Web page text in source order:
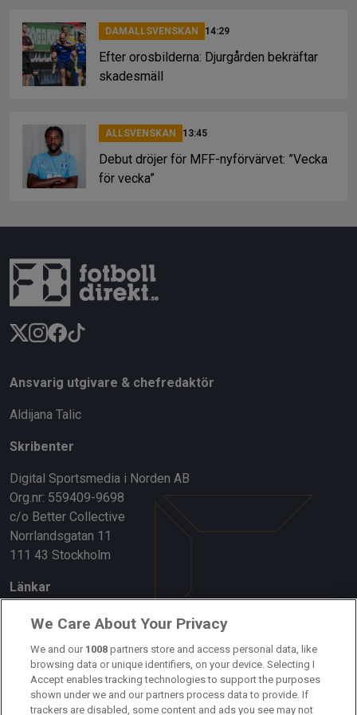
DAMALLSVENSKAN 14:29
Efter orosbilderna: Djurgården bekräftar
skadesmäll
ALLSVENSKAN 13:45
Debut dröjer för MFF-nyförvärvet: ”Vecka
för vecka”
Ansvarig utgivare & chefredaktör
Aldijana Talic
Skribenter
Digital Sportsmedia i Norden AB
Org.nr: 559409-9698
c/o Better Collective
Norrlandsgatan 11
111 43 Stockholm
Länkar
Om oss
Kontakta oss
Kundtjänst
We Care About Your Privacy
We and our 1008 partners store and access personal data, like
browsing data or unique identifiers, on your device. Selecting I
Accept enables tracking technologies to support the purposes
shown under we and our partners process data to provide. If
trackers are disabled, some content and ads you see may not